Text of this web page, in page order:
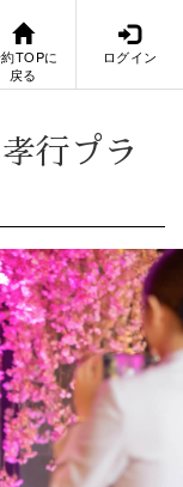
TOPに
戻る
ログイン
行プラ